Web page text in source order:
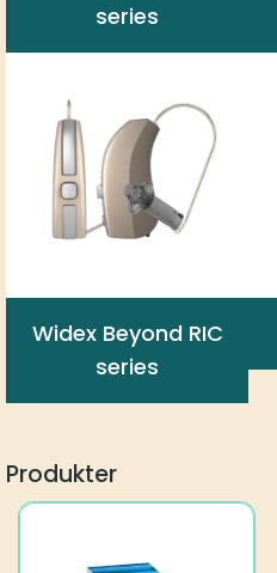
series
Widex Beyond RIC
series
Produkter